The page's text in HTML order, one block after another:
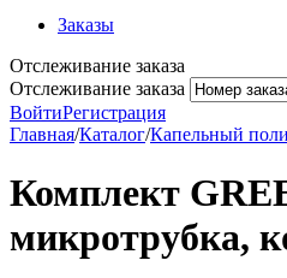
Заказы
Отслеживание заказа
Отслеживание заказа
ВойтиРегистрация
Главная/Каталог/Капельный
Комплект
микротрубка,